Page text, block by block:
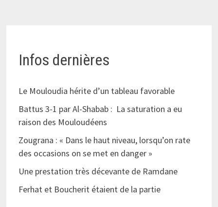
Infos dernières
Le Mouloudia hérite d’un tableau favorable
Battus 3-1 par Al-Shabab : La saturation a eu
raison des Mouloudéens
Zougrana : « Dans le haut niveau, lorsqu’on rate
des occasions on se met en danger »
Une prestation très décevante de Ramdane
Ferhat et Boucherit étaient de la partie